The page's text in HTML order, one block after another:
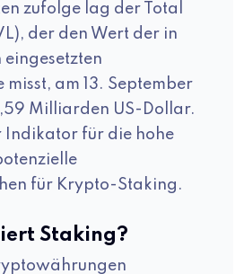
zufolge lag der Total
der den Wert der in
eingesetzten
am 13. September
Milliarden US-Dollar.
Indikator für die hohe
für Krypto-Staking.
Staking?